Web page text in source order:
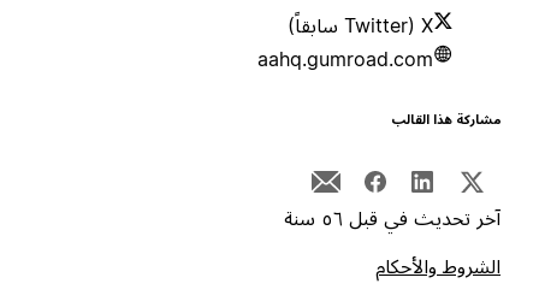
aahq.gumroad.com
هذا القالب
تحديث في قبل ٥٦ سنة
والأحكام